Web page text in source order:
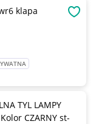
TYL LAMPY
CZARNY st-